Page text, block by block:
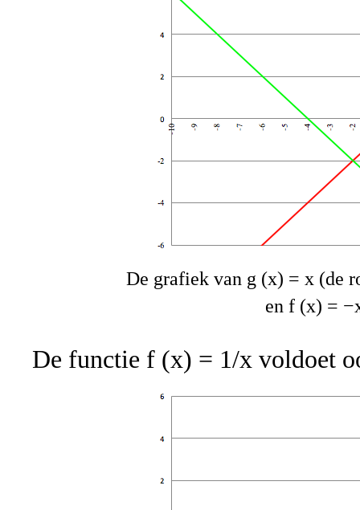
De grafiek van g (x) = x (de
en f (x) =
De functie f (x) = 1/x voldoet